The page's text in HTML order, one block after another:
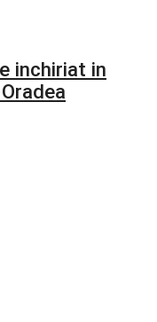
inchiriat in